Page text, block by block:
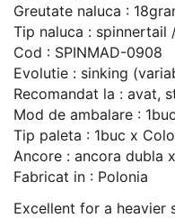
Greutate naluca :
Tip naluca : spinnertail
Cod : SPINMAD-0908
Evolutie : sinking
Recomandat la : avat,
Mod de ambalare :
Tip paleta : 1buc x
Ancore : ancora dubla
Fabricat in : Polonia
Excellent for a heavier